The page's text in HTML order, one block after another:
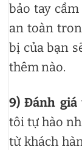
bảo tay
an toàn
bị của bạn
thêm nào.
9)Đánh giá
tôi tự hào
từ khách